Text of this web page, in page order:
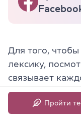
Для того,
лексику,
связывает
образом и
произносить
Пройти